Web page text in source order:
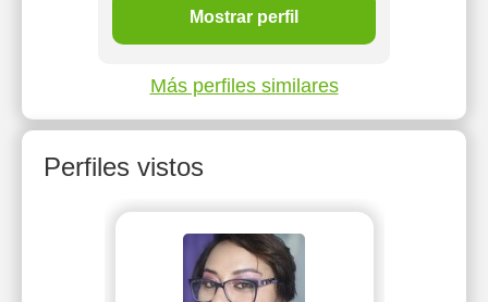
Mostrar perfil
Más perfiles similares
Perfiles vistos